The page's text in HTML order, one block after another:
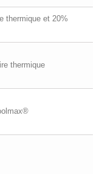
thermique et 20%
thermique